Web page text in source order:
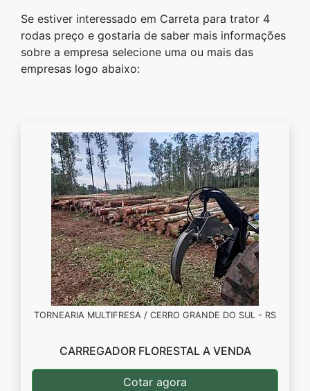
Se estiver interessado em Carreta para trator 4
rodas preço e gostaria de saber mais informações
sobre a empresa selecione uma ou mais das
empresas logo abaixo:
TORNEARIA MULTIFRESA / CERRO GRANDE DO SUL - RS
CARREGADOR FLORESTAL A VENDA
Cotar agora